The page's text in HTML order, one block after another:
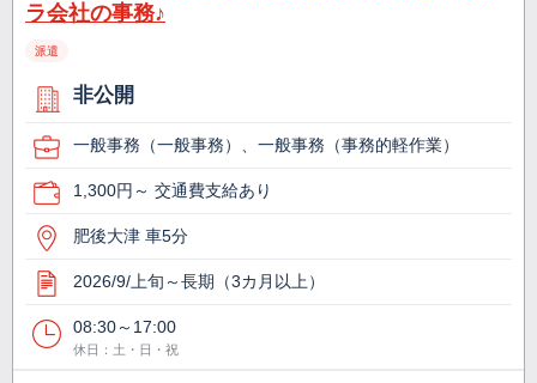
ラ会社の事務♪
派遣
非公開
一般事務（一般事務）、一般事務（事務的軽作業）
1,300円～ 交通費支給あり
肥後大津 車5分
2026/9/上旬～長期（3カ月以上）
08:30～17:00
休日：土・日・祝